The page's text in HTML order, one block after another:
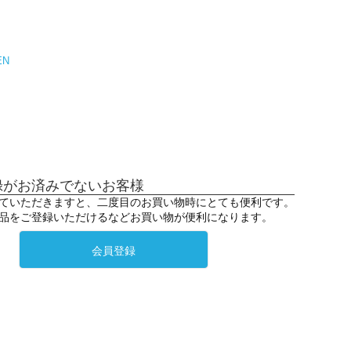
お済みでないお客様
いただきますと、二度目のお買い物時にとても便利です。
をご登録いただけるなどお買い物が便利になります。
会員登録